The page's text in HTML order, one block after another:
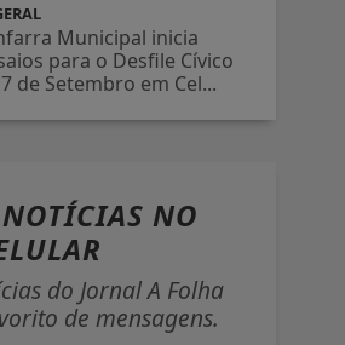
Municipal inicia
para o Desfile Cívico
de Setembro em Cel...
NO
do Jornal A Folha
de mensagens.